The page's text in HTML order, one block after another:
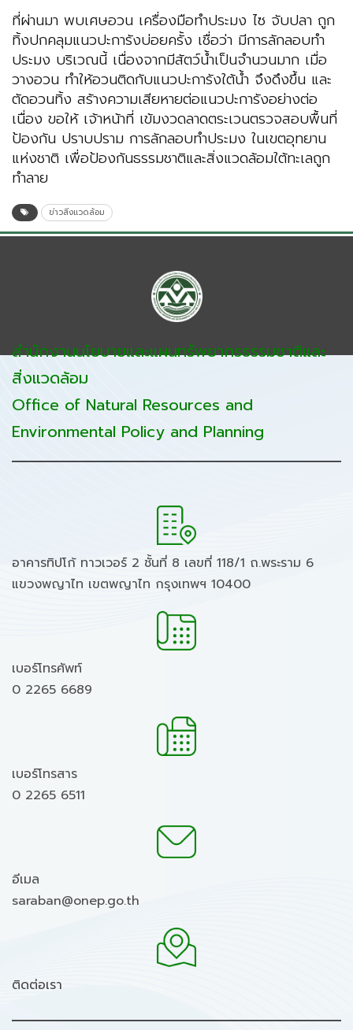
ที่ผ่านมา พบเศษอวน เครื่องมือทำประมง ไซ จับปลา ถูก
ทิ้งปกคลุมแนวปะการังบ่อยครั้ง เชื่อว่า มีการลักลอบทำ
ประมง บริเวณนี้ เนื่องจากมีสัตว์น้ำเป็นจำนวนมาก เมื่อ
วางอวน ทำให้อวนติดกับแนวปะการังใต้น้ำ จึงดึงขึ้น และ
ตัดอวนทิ้ง สร้างความเสียหายต่อแนวปะการังอย่างต่อ
เนื่อง ขอให้ เจ้าหน้าที่ เข้มงวดลาดตระเวนตรวจสอบพื้นที่
ป้องกัน ปราบปราม การลักลอบทำประมง ในเขตอุทยาน
แห่งชาติ เพื่อป้องกันธรรมชาติและสิ่งแวดล้อมใต้ทะเลถูก
ทำลาย
ข่าวสิ่งแวดล้อม
สำนักงานนโยบายและแผนทรัพยากรธรรมชาติและ
สิ่งแวดล้อม
Office of Natural Resources and
Environmental Policy and Planning
อาคารทิปโก้ ทาวเวอร์ 2 ชั้นที่ 8 เลขที่ 118/1 ถ.พระราม 6
แขวงพญาไท เขตพญาไท กรุงเทพฯ 10400
เบอร์โทรศัพท์
0 2265 6689
เบอร์โทรสาร
0 2265 6511
อีเมล
saraban@onep.go.th
ติดต่อเรา